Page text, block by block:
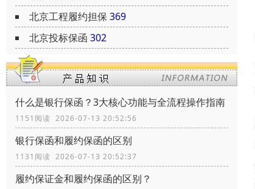
北京工程履约担保 369
北京投标保函 302
什么是银行保函？3大核心功能与全流程操作指南
1151阅读 2026-07-13 20:52:56
银行保函和履约保函的区别
1131阅读 2026-07-13 20:52:37
履约保证金和履约保函的区别？